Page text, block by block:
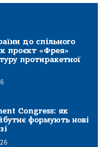
до спільного
проєкт «Фрея»
протиракетної
Congress: як
формують нові